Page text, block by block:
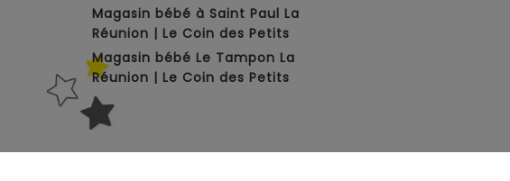
Magasin bébé à Saint Paul La
Réunion | Le Coin des Petits
Magasin bébé Le Tampon La
Réunion | Le Coin des Petits